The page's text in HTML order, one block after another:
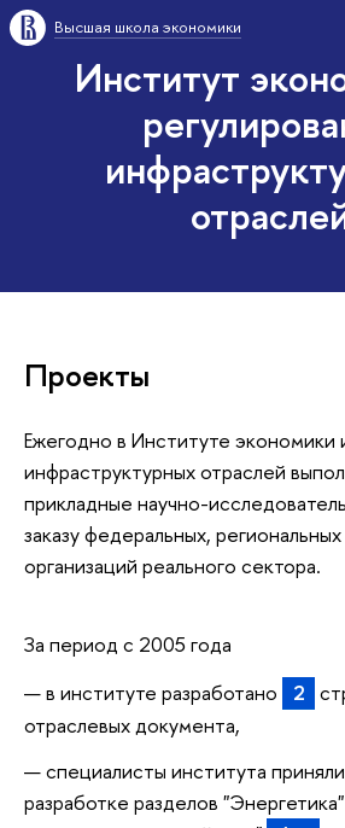
Высшая школа экономики
Институт
Проекты
Ежегодно в Институте экономики
инфраструктурных отраслей
прикладные научно-
заказу федеральных,
организаций реального сектора.
За период с 2005 года
в институте разработано
2
отраслевых документа,
специалисты института
разработке разделов